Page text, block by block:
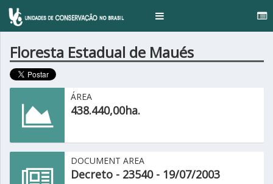
Toggle
Floresta Estadual de Maués
ÁREA
438.440,00ha.
DOCUMENT AREA
Decreto - 23540 - 19/07/2003